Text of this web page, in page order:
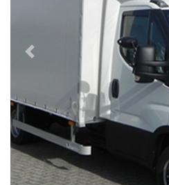
Previous